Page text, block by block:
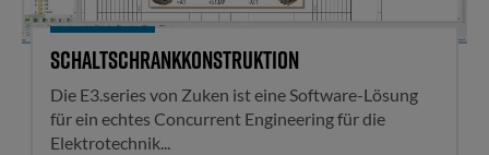
Schaltschrankkonstruktion
Die E3.series von Zuken ist eine Software-Lösung
für ein echtes Concurrent Engineering für die
Elektrotechnik...